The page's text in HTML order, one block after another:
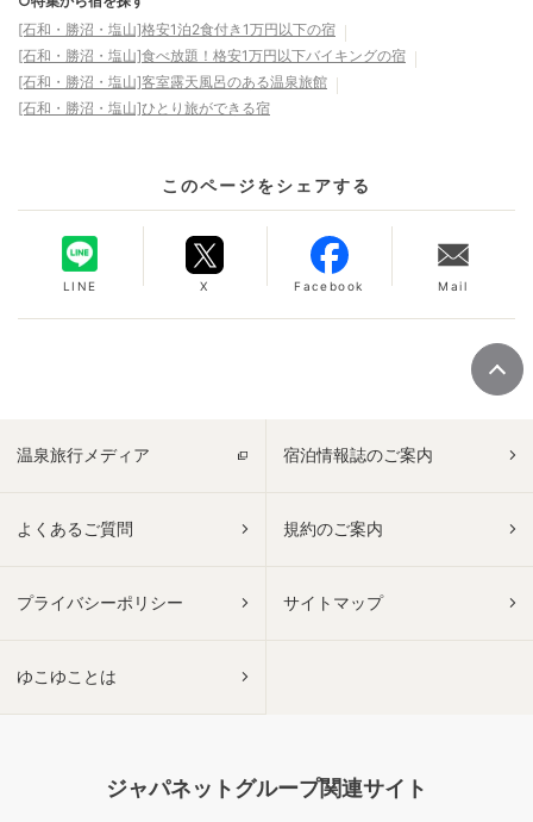
[石和・勝沼・塩山]格安1泊2食付き1万円以下の宿
[石和・勝沼・塩山]食べ放題！格安1万円以下バイキングの宿
[石和・勝沼・塩山]客室露天風呂のある温泉旅館
[石和・勝沼・塩山]ひとり旅ができる宿
このページをシェアする
LINE X Facebook Mail
温泉旅行メディア 宿泊情報誌のご案内
よくあるご質問 規約のご案内
プライバシーポリシー サイトマップ
ゆこゆことは
ジャパネットグループ関連サイト